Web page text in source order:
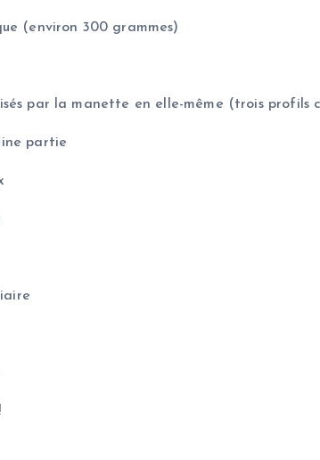
(environ 300 grammes)
par la manette en elle-même (trois profils
partie